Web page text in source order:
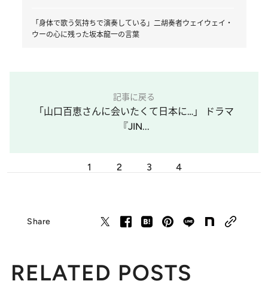
「身体で歌う気持ちで演奏している」二胡奏者ウェイウェイ・
ウーの心に残った坂本龍一の言葉
記事に戻る
「山口百恵さんに会いたくて日本に…」 ドラマ
『JIN...
1 2 3 4
Share
RELATED POSTS